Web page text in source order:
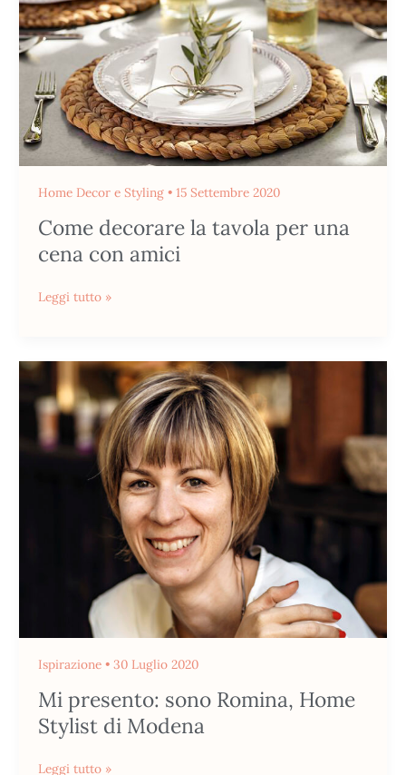
Home Decor e Styling• 15 Settembre 2020
Come decorare la tavola per una
cena con amici
una
cena
con
amici
Leggi tutto »
Ispirazione• 30 Luglio 2020
Mi presento: sono Romina, Home
Stylist di Modena
Mi
presento:
sono
Romina,
Leggi tutto »